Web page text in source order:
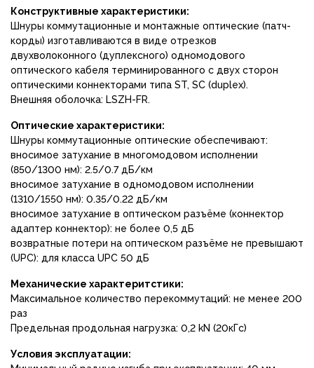
Конструктивные характеристики:
Шнуры коммутационные и монтажные оптические (патч-
корды) изготавливаются в виде отрезков
двухволоконного (дуплексного) одномодового
оптического кабеля терминированного с двух сторон
оптическими коннекторами типа ST, SC (duplex).
Внешняя оболочка: LSZH-FR.
Оптические характеристики:
Шнуры коммутационные оптические обеспечивают:
вносимое затухание в многомодовом исполнении
(850/1300 нм): 2.5/0.7 дБ/км
вносимое затухание в одномодовом исполнении
(1310/1550 нм): 0.35/0.22 дБ/км
вносимое затухание в оптическом разъёме (коннектор
адаптер коннектор): не более 0,5 дБ
возвратные потери на оптическом разъёме не превышают
(UPC): для класса UPC 50 дБ
Механические характеритстики:
Максимальное количество перекоммутаций: не менее 200
раз
Предельная продольная нагрузка: 0,2 kN (20кГс)
Условия эксплуатации: